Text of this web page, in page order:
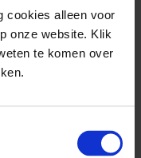
cookies alleen voor
onze website. Klik
te komen over